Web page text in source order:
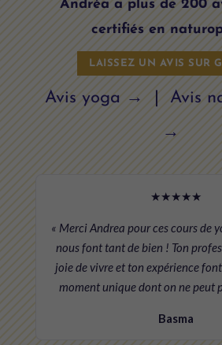
Andréa a plus de 200
certifiés en
LAISSEZ UN AVIS SUR
Avis yoga →
Avis
→
★★★★★
« Merci Andrea pour ces cours de
nous font tant de bien ! Ton
joie de vivre et ton expérience
moment unique dont on ne peut
Basma